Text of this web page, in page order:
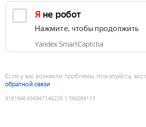
Я не робот
Нажмите, чтобы продолжить
Yandex SmartCaptcha
Если у вас возникли проблемы, пожалуйста,
обратной связи
9181946934947146235:1786089113